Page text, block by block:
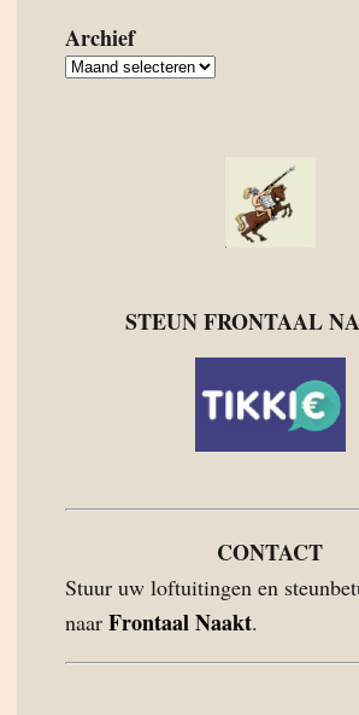
Archief
Archief
STEUN FRONTAAL
CONTACT
Stuur uw loftuitingen en
naar Frontaal Naakt.